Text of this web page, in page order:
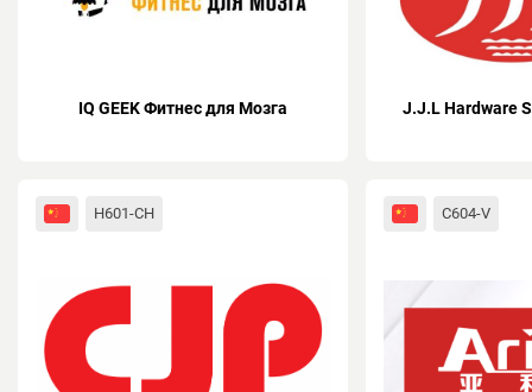
IQ GEEK Фитнес для Мозга J.J.L Hardware
H601-CH C604-V